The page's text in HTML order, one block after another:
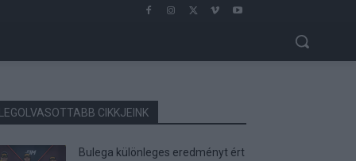
LEGOLVASOTTABB CIKKJEINK
Bulega különleges eredményt ért